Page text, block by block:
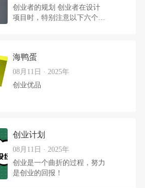
个阶段的公司已经有了初步的
产品和商业模式，估值不会超
轮和天使轮所出让的股权不能
超过30%，否则将直接丢失公
司的控
创业者的规划 创业者在设计
项目时，特别注意以下六个方
创意2.人3.产品4.数据5.规模6.
利润​创业者如果是股权融资那
施计划及股权分配比例，否则
海鸭蛋
08月11日 · 2025年
创业优品
创业计划
08月11日 · 2025年
创业是一个曲折的过程，努力
是创业的回报！